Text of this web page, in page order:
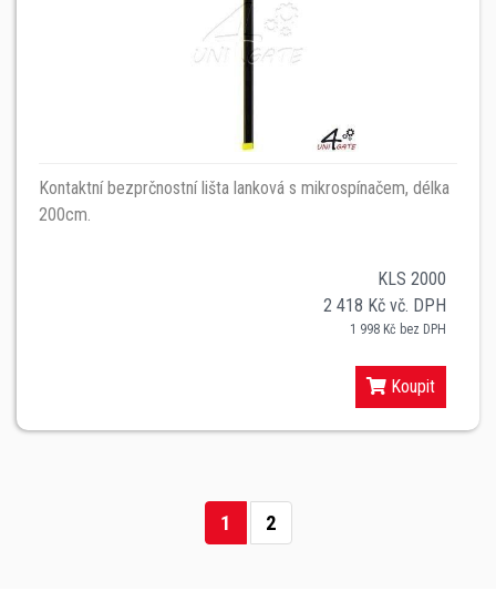
Kontaktní bezprčnostní lišta lanková s mikrospínačem, délka
200cm.
KLS 2000
2 418 Kč vč. DPH
1 998 Kč bez DPH
Koupit
1 2